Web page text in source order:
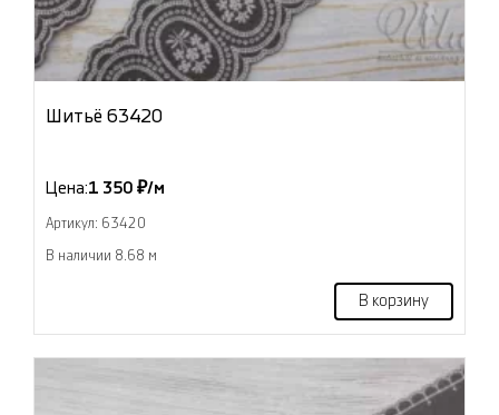
Шитьё 63420
Цена:1 350 ₽/м
Артикул: 63420
В наличии 8.68 м
В корзину